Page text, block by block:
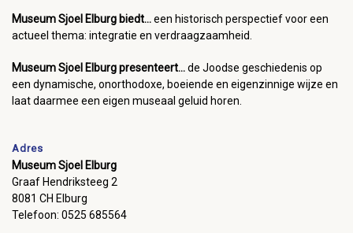
Museum Sjoel Elburg biedt...een historisch perspectief voor een
actueel thema: integratie en verdraagzaamheid.
Museum Sjoel Elburg presenteert...de Joodse geschiedenis op
een dynamische, onorthodoxe, boeiende en eigenzinnige wijze en
laat daarmee een eigen museaal geluid horen.
Adres
Museum Sjoel Elburg
Graaf Hendriksteeg 2
8081 CH Elburg
Telefoon: 0525 685564